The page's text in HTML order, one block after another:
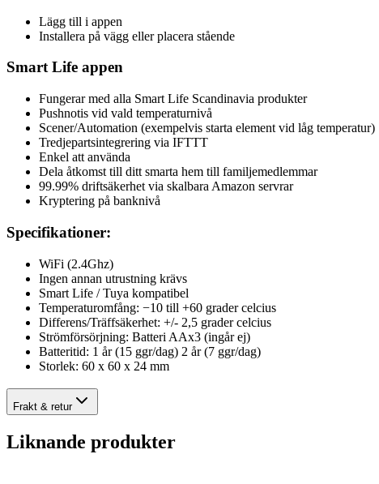
Lägg till i appen
Installera på vägg eller placera stående
Smart Life appen
Fungerar med alla Smart Life Scandinavia produkter
Pushnotis vid vald temperaturnivå
Scener/Automation (exempelvis starta element vid låg temperatur)
Tredjepartsintegrering via IFTTT
Enkel att använda
Dela åtkomst till ditt smarta hem till familjemedlemmar
99.99% driftsäkerhet via skalbara Amazon servrar
Kryptering på banknivå
Specifikationer:
WiFi (2.4Ghz)
Ingen annan utrustning krävs
Smart Life / Tuya kompatibel
Temperaturomfång: −10 till +60 grader celcius
Differens/Träffsäkerhet: +/- 2,5 grader celcius
Strömförsörjning: Batteri AAx3 (ingår ej)
Batteritid: 1 år (15 ggr/dag) 2 år (7 ggr/dag)
Storlek: 60 x 60 x 24 mm
Frakt & retur
Liknande produkter